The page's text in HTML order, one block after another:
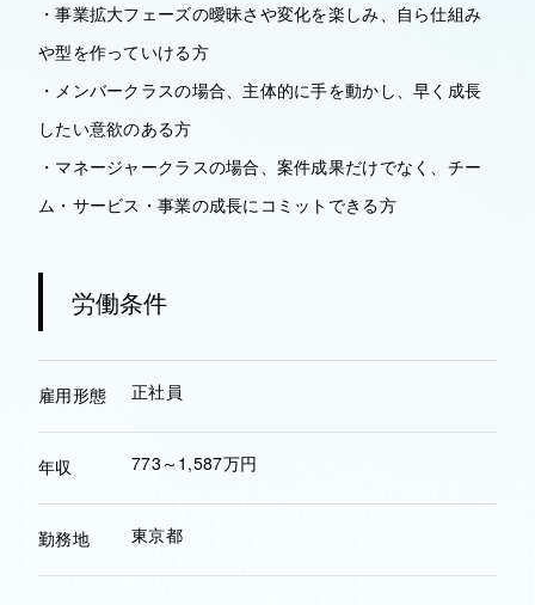
・事業拡大フェーズの曖昧さや変化を楽しみ、自ら仕組み
や型を作っていける方
・メンバークラスの場合、主体的に手を動かし、早く成長
したい意欲のある方
・マネージャークラスの場合、案件成果だけでなく、チー
ム・サービス・事業の成長にコミットできる方
労働条件
雇用形態 正社員
年収 773～1,587万円
勤務地 東京都